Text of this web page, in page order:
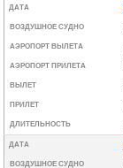
ДАТА
ВОЗДУШНОЕ СУДНО
АЭРОПОРТ ВЫЛЕТА
АЭРОПОРТ ПРИЛЕТА
ВЫЛЕТ
ПРИЛЕТ
ДЛИТЕЛЬНОСТЬ
ДАТА
ВОЗДУШНОЕ СУДНО